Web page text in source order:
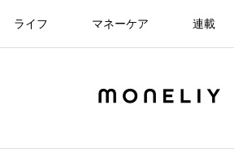
ライフ マネーケア 連載